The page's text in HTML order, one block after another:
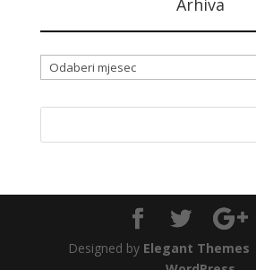
Arhiva
Arhiva
Designed by Elegant Themes